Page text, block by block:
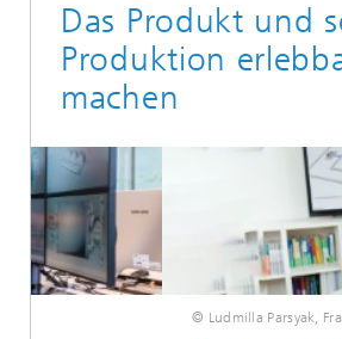
Das Produkt und
Produktion
machen
© Ludmilla Parsyak, Fraunhofer IAO